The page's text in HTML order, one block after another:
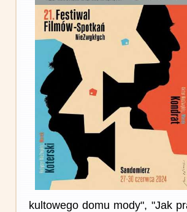
kultowego domu mody", "Jak